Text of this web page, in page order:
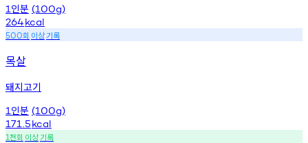
1 인분 (100g)
264kcal
500회 이상기록
목살
돼지고기
1 인분 (100g)
171.5kcal
1천회 이상기록